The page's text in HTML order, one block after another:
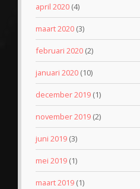
april 2020 (4)
maart 2020 (3)
februari 2020 (2)
januari 2020 (10)
december 2019 (1)
november 2019 (2)
juni 2019 (3)
mei 2019 (1)
maart 2019 (1)